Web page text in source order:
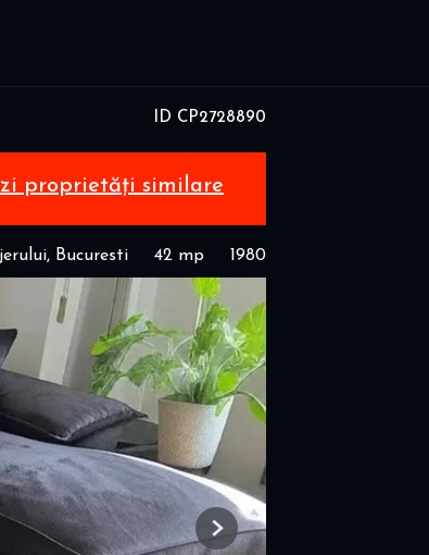
ID CP2728890
proprietăți similare
Bucuresti 42 mp 1980
Next